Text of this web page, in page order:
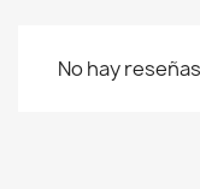
No hay